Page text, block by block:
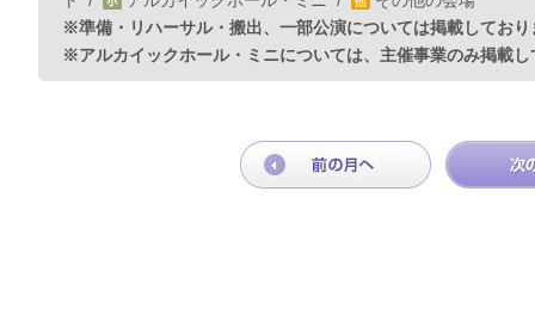
※準備・リハーサル・搬出、一部公演については掲載しており
※アルカイックホール・ミニについては、主催事業のみ掲載し